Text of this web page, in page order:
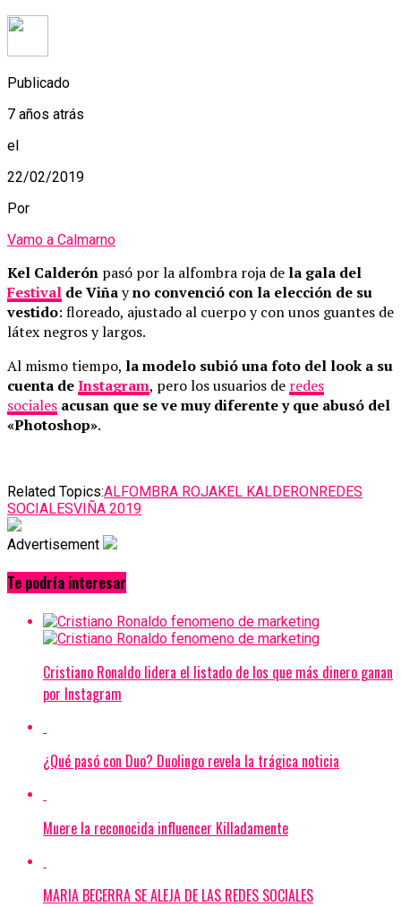
Publicado
7 años atrás
el
22/02/2019
Por
Vamo a Calmarno
Kel Calderón pasó por la alfombra roja de la gala del
Festival de Viñayno convenció con la elección de su
vestido: floreado, ajustado al cuerpo y con unos guantes de
látex negros y largos.
Al mismo tiempo, la modelo subió una foto del look a su
cuenta deInstagram, pero los usuarios de redes
sociales acusan que se ve muy diferente y que abusó del
«Photoshop».
Related Topics:ALFOMBRA ROJAKEL KALDERONREDES
SOCIALESVIÑA 2019
Advertisement
Te podría interesar
Cristiano Ronaldo lidera el listado de los que más dinero ganan
por Instagram
¿Qué pasó con Duo? Duolingo revela la trágica noticia
Muere la reconocida influencer Killadamente
MARIA BECERRA SE ALEJA DE LAS REDES SOCIALES